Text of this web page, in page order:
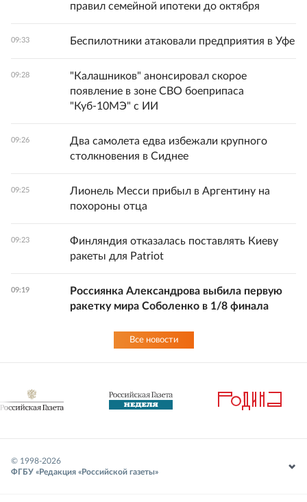
правил семейной ипотеки до октября
09:33 Беспилотники атаковали предприятия в Уфе
09:28
"Калашников" анонсировал скорое
появление в зоне СВО боеприпаса
"Куб-10МЭ" с ИИ
09:26
Два самолета едва избежали крупного
столкновения в Сиднее
09:25
Лионель Месси прибыл в Аргентину на
похороны отца
09:23
Финляндия отказалась поставлять Киеву
ракеты для Patriot
09:19
Россиянка Александрова выбила первую
ракетку мира Соболенко в 1/8 финала
Все новости
© 1998-2026
ФГБУ «Редакция «Российской газеты»